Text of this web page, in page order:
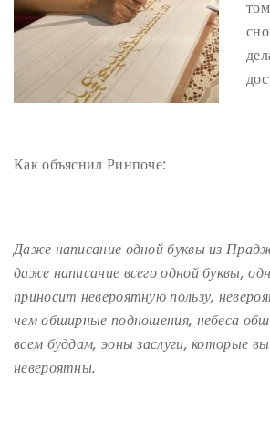
Как объяснил Ринпоче:
Даже написание одной буквы из
даже написание всего одной буквы,
приносит невероятную пользу,
чем обширные подношения, небеса
всем буддам, эоны заслуги, которые
невероятны.